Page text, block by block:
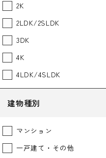
2K
2LDK/2SLDK
3DK
4K
4LDK/4SLDK
建物種別
マンション
一戸建て・その他